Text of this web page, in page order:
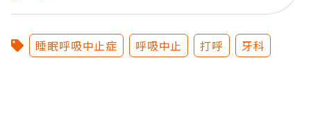
睡眠呼吸中止症 呼吸中止 打呼 牙科